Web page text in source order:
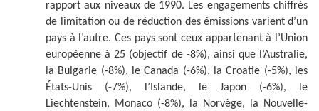
rapport aux niveaux de 1990. Les engagements chiffrés
de limitation ou de réduction des émissions varient d’un
pays à l’autre. Ces pays sont ceux appartenant à l’Union
européenne à 25 (objectif de -8%), ainsi que l’Australie,
la Bulgarie (-8%), le Canada (-6%), la Croatie (-5%), les
États-Unis (-7%), l’Islande, le Japon (-6%), le
Liechtenstein, Monaco (-8%), la Norvège, la Nouvelle-